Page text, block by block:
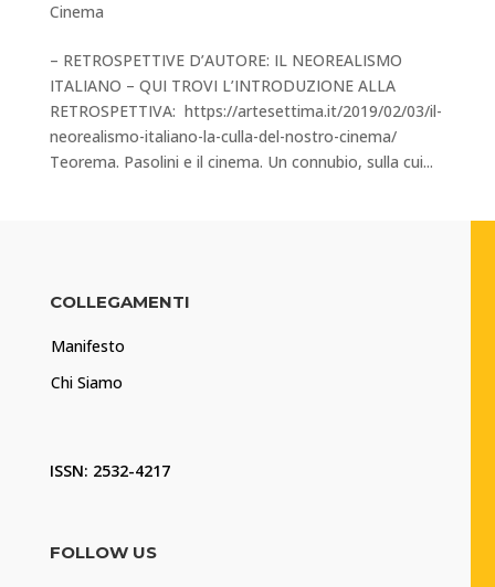
Cinema
– RETROSPETTIVE D’AUTORE: IL NEOREALISMO
ITALIANO – QUI TROVI L’INTRODUZIONE ALLA
RETROSPETTIVA: https://artesettima.it/2019/02/03/il-
neorealismo-italiano-la-culla-del-nostro-cinema/
Teorema. Pasolini e il cinema. Un connubio, sulla cui...
COLLEGAMENTI
Manifesto
Chi Siamo
ISSN: 2532-4217
FOLLOW US